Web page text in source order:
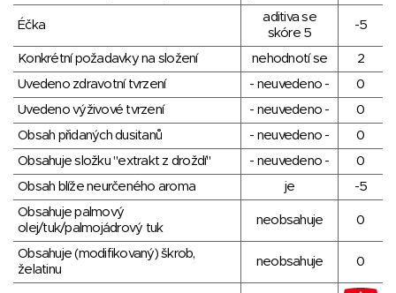
Éčka
aditiva se
skóre 5
-5
Konkrétní požadavky na složení nehodnotí se
2
Uvedeno zdravotní tvrzení
- neuvedeno -
0
Uvedeno výživové tvrzení
- neuvedeno -
0
Obsah přidaných dusitanů
- neuvedeno -
0
Obsahuje složku "extrakt z droždí"
- neuvedeno -
0
Obsah blíže neurčeného aroma
je
-5
Obsahuje palmový
olej/tuk/palmojádrový tuk
neobsahuje 0
Obsahuje (modifikovaný) škrob,
želatinu
neobsahuje 0